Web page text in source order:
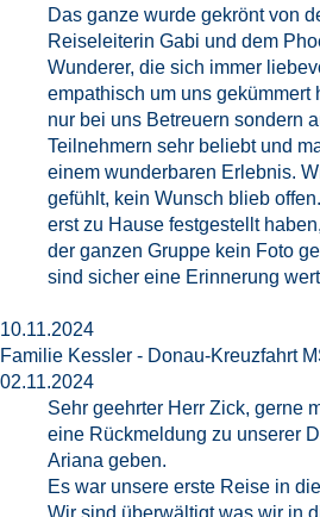
Das ganze wurde gekrönt von
Reiseleiterin Gabi und dem
Wunderer, die sich immer
empathisch um uns gekümmert
nur bei uns Betreuern sondern
Teilnehmern sehr beliebt und
einem wunderbaren Erlebnis.
gefühlt, kein Wunsch blieb
erst zu Hause festgestellt
der ganzen Gruppe kein Foto
sind sicher eine Erinnerung
10.11.2024
Familie Kessler - Donau-Kreuzfahrt
02.11.2024
Sehr geehrter Herr Zick, gerne
eine Rückmeldung zu unserer
Ariana geben.
Es war unsere erste Reise in
Wir sind überwältigt was wir in